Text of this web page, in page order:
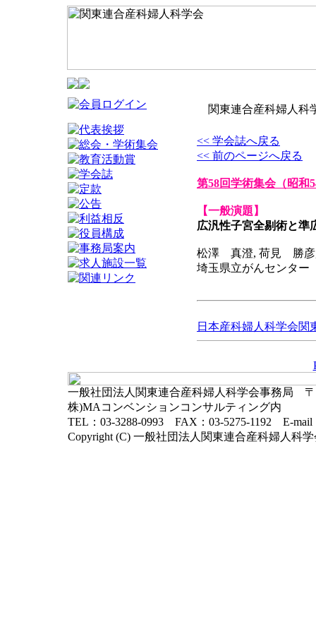
関東連合産科婦人科
<< 学会誌へ戻る
<< 前のページへ戻る
第58回学術集会（昭和
【一般演題】
広汎性子宮全剔術と準
松澤 真澄, 荷見 勝
埼玉県立がんセンター
日本産科婦人科学会関
一般社団法人関東連合産科婦人科学会事務局 〒
株)MAコンベンションコンサルティング内
TEL：03-3288-0993 FAX：03-5275-1192 E-mail
Copyright (C) 一般社団法人関東連合産科婦人科